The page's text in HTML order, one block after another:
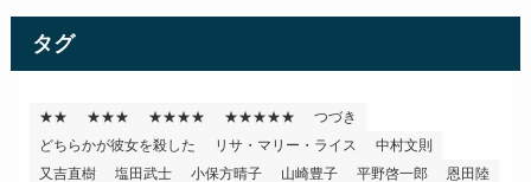
リ
ー
タグ
★★ ★★★ ★★★★ ★★★★★
つづき
どちらかが彼女を殺した
リサ・マリー・ライス
中村文則
又吉直樹
塩田武士 小保方晴子 山崎豊子 平野啓一郎
恩田陸